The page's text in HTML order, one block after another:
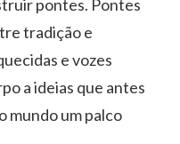
pontes. Pontes
tradição e
e vozes
a ideias que antes
mundo um palco